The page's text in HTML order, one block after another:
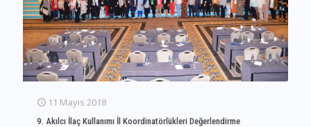
11 Mayıs 2018
9. Akılcı İlaç Kullanımı İl Koordinatörlükleri Değerlendirme